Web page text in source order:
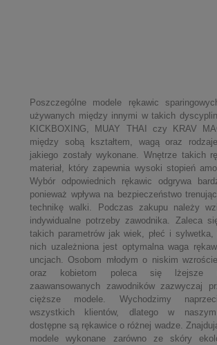
Poszczególne modele rękawic
używanych między innymi w takich
KICKBOXING, MUAY THAI czy KRAV
między sobą kształtem, wagą oraz
jakiego zostały wykonane. Wnętrze takich
materiał, który zapewnia wysoki stopień
Wybór odpowiednich rękawic odgrywa
ponieważ wpływa na bezpieczeństwo
technikę walki. Podczas zakupu należy
indywidualne potrzeby zawodnika. Zaleca
takich parametrów jak wiek, płeć i sylwetka,
nich uzależniona jest optymalna waga
uncjach. Osobom młodym o niskim
oraz kobietom poleca się lżejsze
zaawansowanych zawodników zazwyczaj
cięższe modele. Wychodzimy
wszystkich klientów, dlatego w naszym
dostępne są rękawice o różnej wadze.
modele wykonane zarówno ze skóry